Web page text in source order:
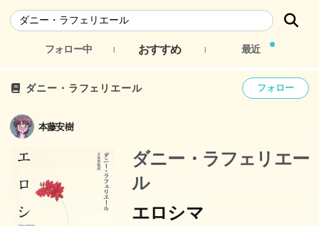
フォロー中 おすすめ 最近
ダニー・ラフェリエール フォロー
本藤安樹
ダニー・ラフェリエー
ル
エロシマ